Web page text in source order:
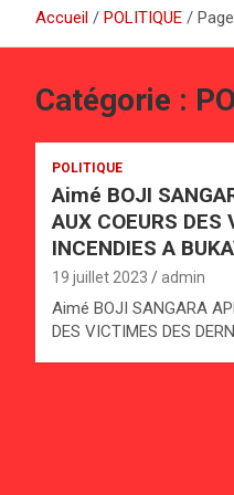
Accueil POLITIQUE
Catégorie :
POLITIQUE
Aimé BOJI
AUX COEURS DES
INCENDIES A
19 juillet 2023 admin
Aimé BOJI SANGARA
DES VICTIMES DES